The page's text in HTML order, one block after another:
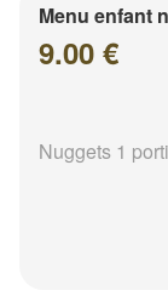
Menu enfant
9.00 €
Nuggets 1